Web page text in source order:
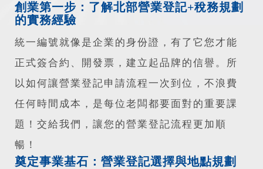
創業第一步：了解北部營業登記+稅務規劃
的實務經驗
統一編號就像是企業的身份證，有了它您才能
正式簽合約、開發票，建立起品牌的信譽。所
以如何讓營業登記申請流程一次到位，不浪費
任何時間成本，是每位老闆都要面對的重要課
題！交給我們，讓您的營業登記流程更加順
暢！
奠定事業基石：營業登記選擇與地點規劃